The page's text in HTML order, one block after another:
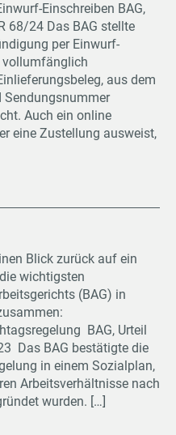
Einschreiben BAG,
68/24 Das BAG stellte
per Einwurf-
vollumfänglich
aus dem
Sendungsnummer
Auch ein online
eine Zustellung ausweist,
Blick zurück auf ein
wichtigsten
(BAG) in
BAG, Urteil
Das BAG bestätigte die
in einem Sozialplan,
Arbeitsverhältnisse nach
wurden. […]